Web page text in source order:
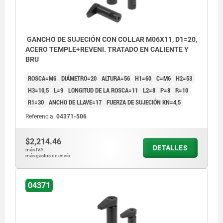
GANCHO DE SUJECIÓN CON COLLAR M06X11, D1=20,
ACERO TEMPLE+REVENI. TRATADO EN CALIENTE Y
BRU
ROSCA=M6 DIÁMETRO=20 ALTURA=56 H1=60 C=M6 H2=53
H3=10,5 L=9 LONGITUD DE LA ROSCA=11 L2=8 P=8 R=10
R1=30 ANCHO DE LLAVE=17 FUERZA DE SUJECIÓN KN=4,5
Referencia: 04371-506
$2,214.46
más IVA.
más gastos de envío
DETALLES
04371